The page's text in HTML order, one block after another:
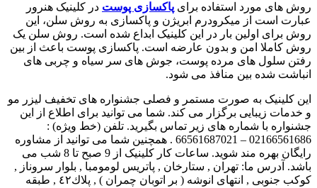
روش های مورد استفاده برای پاکسازی پوست در کلینیک هنرور
عبارت است از میکرودرم ابریژن و پاکسازی به روش سلن، این
روش برای اولین بار در این کلینیک ابداع شده است. روش سلن یک
روش کاملا امن و بدون عارضه است. پاکسازی پوست باعث از بین
رفتن سلول های مرده پوست، جوش های سر سیاه و چربی های
انباشت شده بین منافذ می شود.
این کلینیک به صورت مستمر و فصلی جشنواره های تخفیف لیزر مو
و خدمات زیبایی برگزار می کند. شما می توانید برای اطلاع از این
جشنواره با شماره های زیر تماس بگیرید. تلفن (خط ویژه) :
02166561686 – 66561687021 . همچنین شما می توانید از مشاوره
رایگان بهره مند شوید. ساعات کار کلینیک از 9 صبح تا 8 شب می
باشد. آدرس ما: تهران , ستارخان , پاتريس لومومبا , بلوار سروناز ,
كوكب جنوبى , انتهاى انوشه ( بر اتوبان چمران ) , پلاك٤٢ , طبقه